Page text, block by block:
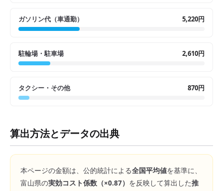
ガソリン代（車通勤） 5,220円
駐輪場・駐車場 2,610円
タクシー・その他 870円
算出方法とデータの出典
本ページの金額は、公的統計による全国平均値を基準に、
富山県の実効コスト係数（×0.87） を反映して算出した推